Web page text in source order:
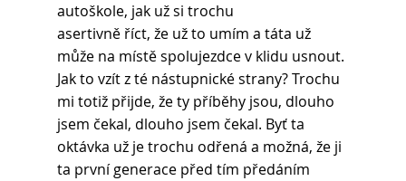
autoškole, jak už si trochu
asertivně říct, že už to umím a táta už
může na místě spolujezdce v klidu usnout.
Jak to vzít z té nástupnické strany? Trochu
mi totiž přijde, že ty příběhy jsou, dlouho
jsem čekal, dlouho jsem čekal. Byť ta
oktávka už je trochu odřená a možná, že ji
ta první generace před tím předáním